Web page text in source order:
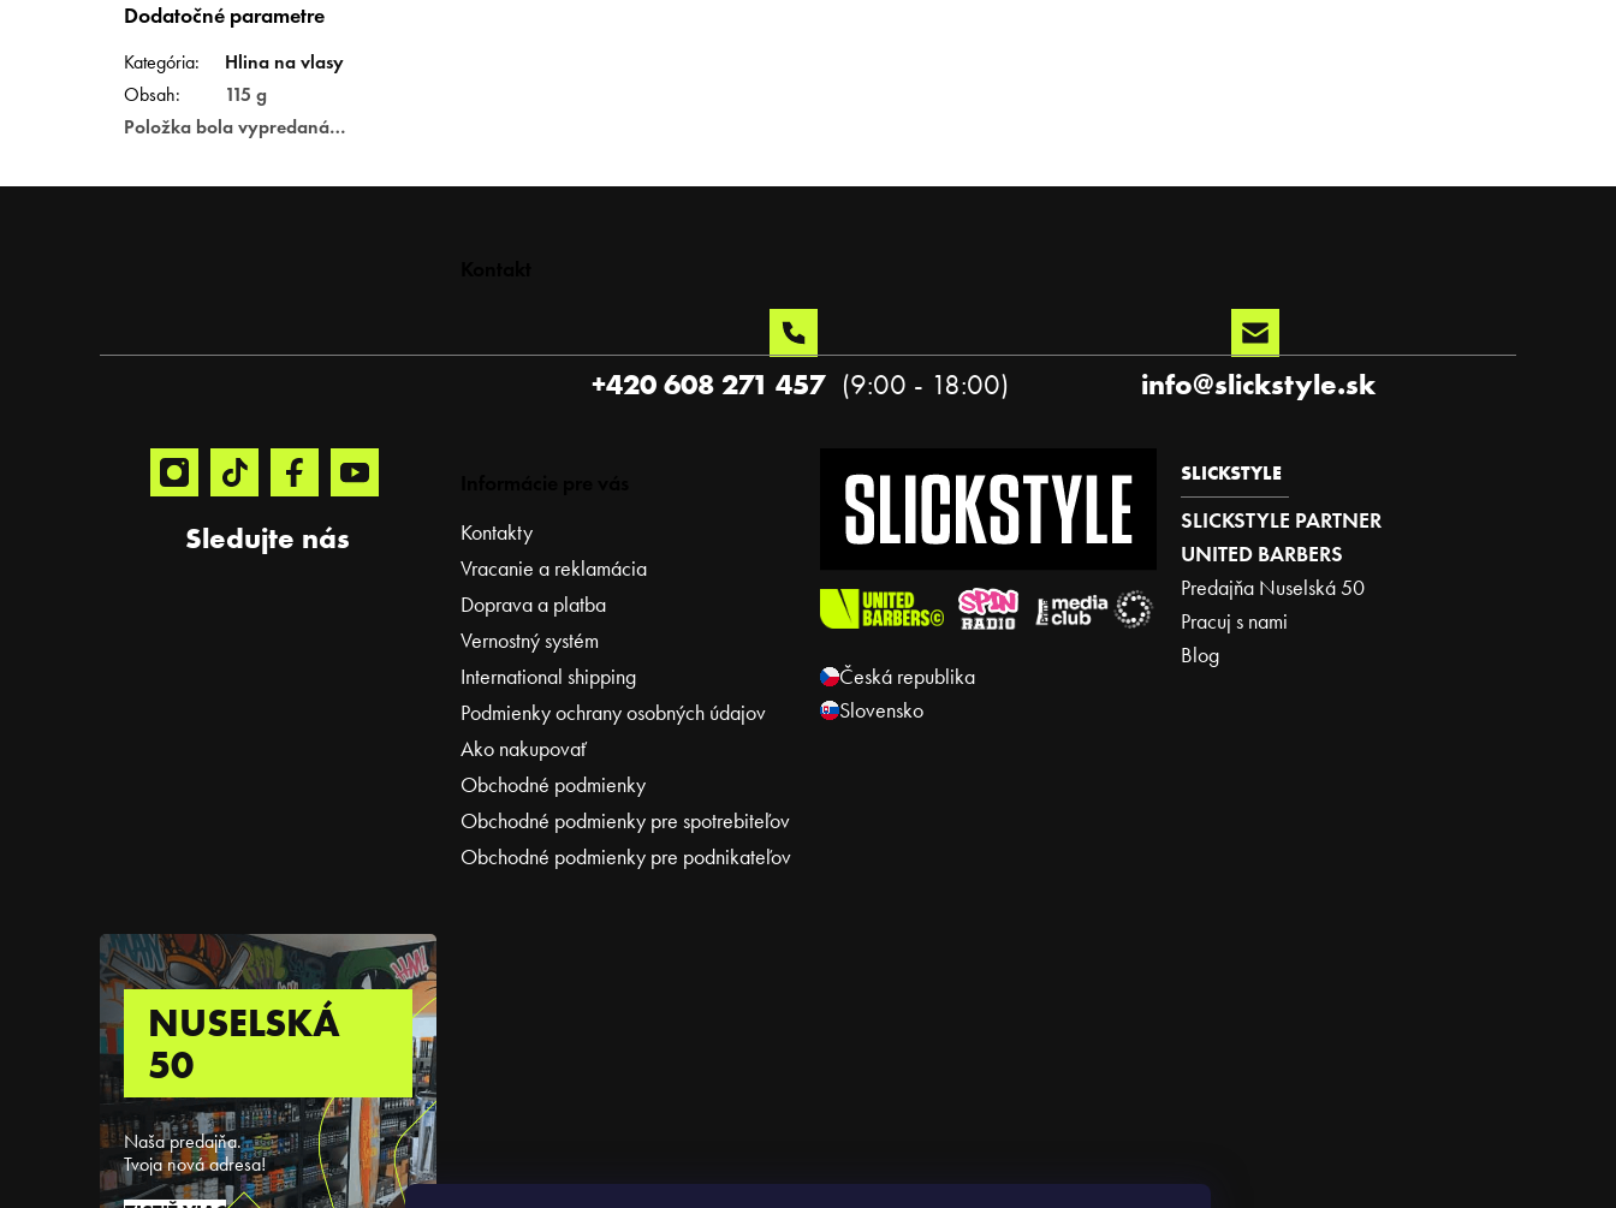
Dodatočné parametre
Kategória:
Hlina na vlasy
Obsah:
115 g
Položka bola vypredaná…
Sledujte nás
info@slickstyle.sk
+420 608 271 457
Česká republika
Slovensko
Kontakty
Vracanie a reklamácia
Doprava a platba
Vernostný systém
International shipping
Podmienky ochrany osobných údajov
Ako nakupovať
Obchodné podmienky
Obchodné podmienky pre spotrebiteľov
Obchodné podmienky pre podnikateľov
SLICKSTYLE
SLICKSTYLE PARTNER
UNITED BARBERS
Predajňa Nuselská 50
Pracuj s nami
Blog
NUSELSKÁ
50
Naša predajňa.
Tvoja nová adresa!